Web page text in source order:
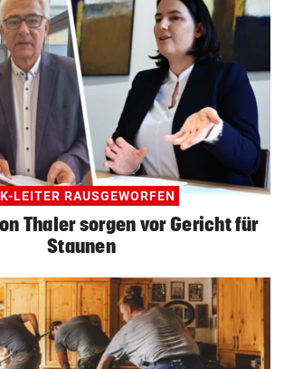
LEITER RAUSGEWORFEN
Thaler sorgen vor Gericht für
Staunen